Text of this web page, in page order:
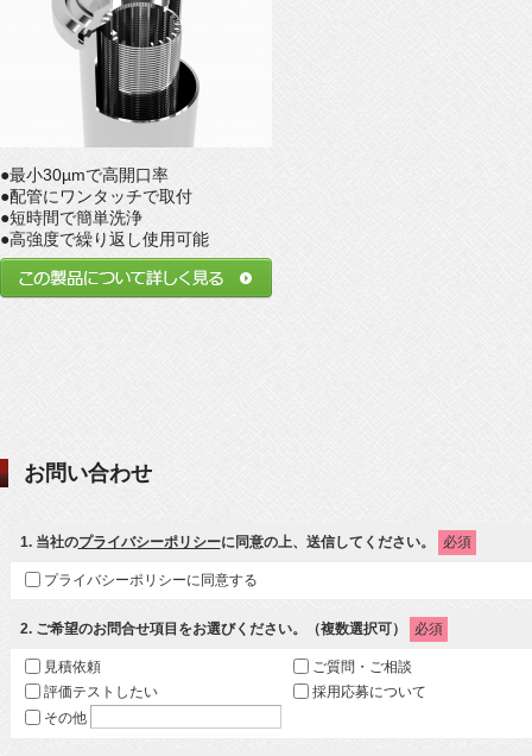
●最小30µmで高開口率
●配管にワンタッチで取付
●短時間で簡単洗浄
●高強度で繰り返し使用可能
お問い合わせ
1. 当社のプライバシーポリシーに同意の上、送信してください。 必須
プライバシーポリシーに同意する
2. ご希望のお問合せ項目をお選びください。（複数選択可） 必須
見積依頼
ご質問・ご相談
評価テストしたい
採用応募について
その他